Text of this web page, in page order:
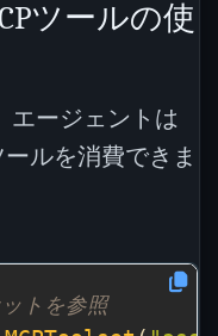
ツールの使
エージェントは
ルを消費できま
トを参照